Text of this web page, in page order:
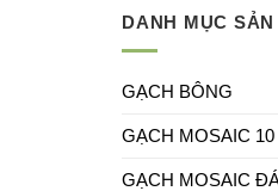
DANH MỤC SẢN
GẠCH BÔNG
GẠCH MOSAIC 10
GẠCH MOSAIC